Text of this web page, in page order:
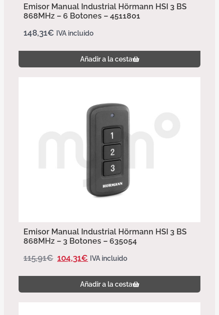
Emisor Manual Industrial Hörmann HSI 3 BS
868MHz – 6 Botones – 4511801
148,31€ IVA incluido
Añadir a la cesta
Emisor Manual Industrial Hörmann HSI 3 BS
868MHz – 3 Botones – 635054
115,91€ 104,31€ IVA incluido
Añadir a la cesta